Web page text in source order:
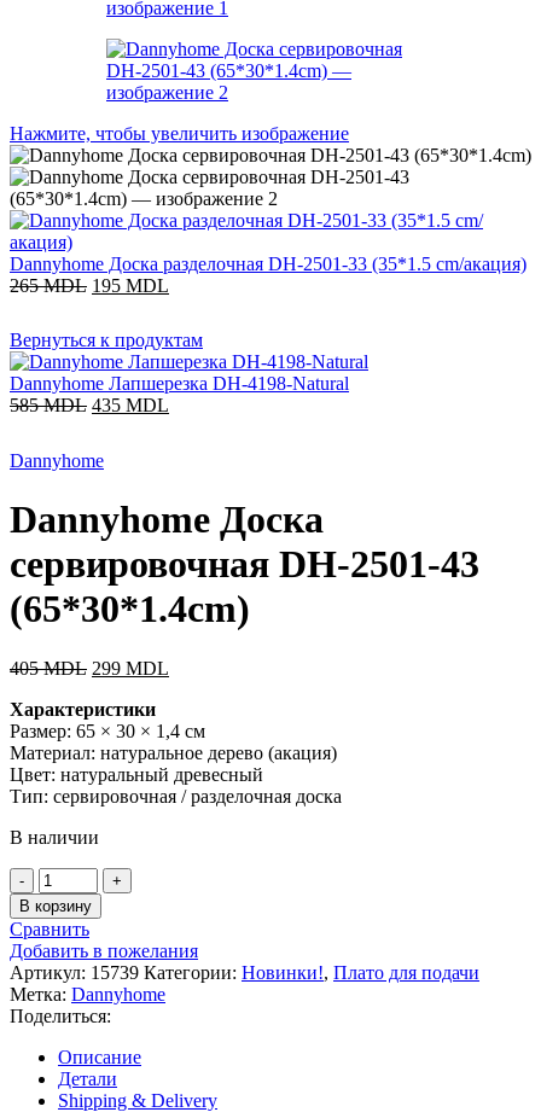
Нажмите, чтобы увеличить изображение
Dannyhome Доска разделочная DH-2501-33 (35*1.5 cm/акация)
265MDL 195 MDL
Вернуться к продуктам
Dannyhome Лапшерезка DH-4198-Natural
585MDL 435 MDL
Dannyhome
Dannyhome Доска
сервировочная DH-2501-43
(65*30*1.4cm)
405MDL 299 MDL
Характеристики
Размер: 65 × 30 × 1,4 см
Материал: натуральное дерево (акация)
Цвет: натуральный древесный
Тип: сервировочная / разделочная доска
В наличии
В корзину
Сравнить
Добавить в пожелания
Артикул: 15739 Категории: Новинки!, Плато для подачи
Метка: Dannyhome
Поделиться:
Описание
Детали
Shipping & Delivery